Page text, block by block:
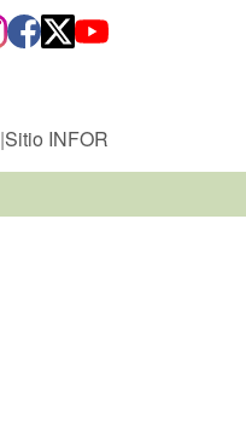
|Sitio INFOR